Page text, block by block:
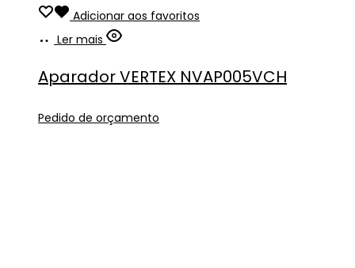
Adicionar aos favoritos
Ler mais
Aparador VERTEX NVAP005VCH
Pedido de orçamento